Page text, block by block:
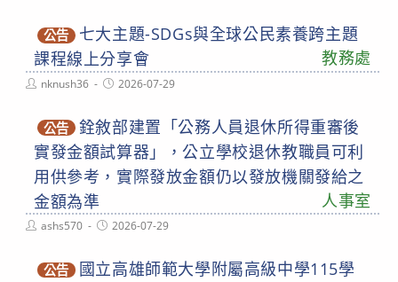
公告
七大主題-SDGs與全球公民素養跨主題
課程線上分享會
教務處
Postnknush36
Post2026-07-29
公告 銓敘部建置「公務人員退休所得重審後
實發金額試算器」，公立學校退休教職員可利
用供參考，實際發放金額仍以發放機關發給之
金額為準
人事室
Postashs570
Post2026-07-29
公告
國立高雄師範大學附屬高級中學115學